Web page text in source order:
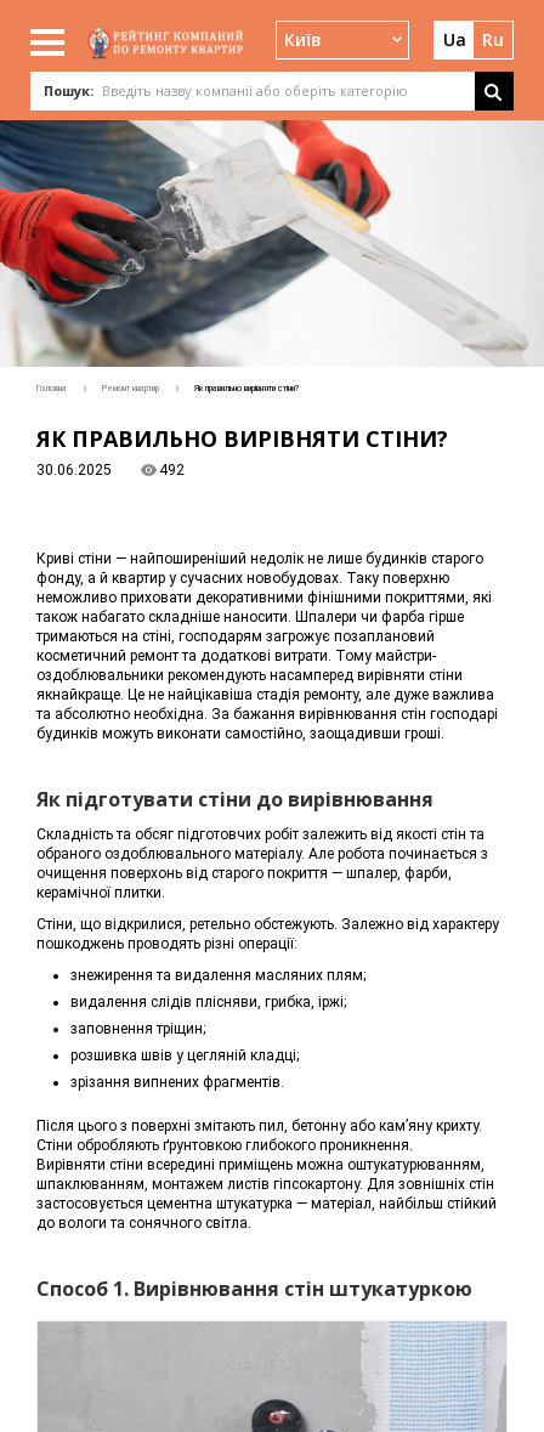
Київ Ua Ru
Пошук:
Головна Ремонт квартир Як правильно вирівняти стіни?
ЯК ПРАВИЛЬНО ВИРІВНЯТИ СТІНИ?
30.06.2025 492
Криві стіни — найпоширеніший недолік не лише будинків старого
фонду, а й квартир у сучасних новобудовах. Таку поверхню
неможливо приховати декоративними фінішними покриттями, які
також набагато складніше наносити. Шпалери чи фарба гірше
тримаються на стіні, господарям загрожує позаплановий
косметичний ремонт та додаткові витрати. Тому майстри-
оздоблювальники рекомендують насамперед вирівняти стіни
якнайкраще. Це не найцікавіша стадія ремонту, але дуже важлива
та абсолютно необхідна. За бажання вирівнювання стін господарі
будинків можуть виконати самостійно, заощадивши гроші.
Як підготувати стіни до вирівнювання
Складність та обсяг підготовчих робіт залежить від якості стін та
обраного оздоблювального матеріалу. Але робота починається з
очищення поверхонь від старого покриття — шпалер, фарби,
керамічної плитки.
Стіни, що відкрилися, ретельно обстежують. Залежно від характеру
пошкоджень проводять різні операції:
знежирення та видалення масляних плям;
видалення слідів плісняви, грибка, іржі;
заповнення тріщин;
розшивка швів у цегляній кладці;
зрізання випнених фрагментів.
Після цього з поверхні змітають пил, бетонну або кам’яну крихту.
Стіни обробляють ґрунтовкою глибокого проникнення.
Вирівняти стіни всередині приміщень можна оштукатурюванням,
шпаклюванням, монтажем листів гіпсокартону. Для зовнішніх стін
застосовується цементна штукатурка — матеріал, найбільш стійкий
до вологи та сонячного світла.
Способ 1. Вирівнювання стін штукатуркою